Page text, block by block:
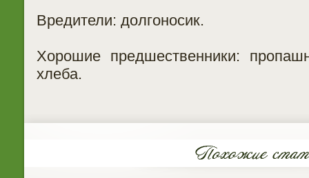
Вредители: долгоносик.
Хорошие предшественники:
хлеба.